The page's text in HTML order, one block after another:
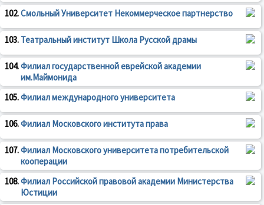
102.Смольный Университет Некоммерческое партнерство
103. Театральный институт Школа Русской драмы
104.Филиал государственной еврейской академии
им.Маймонида
105.Филиал международного университета
106.Филиал Московского института права
107.Филиал Московского университета потребительской
кооперации
108.Филиал Российской правовой академии Министерства
Юстиции